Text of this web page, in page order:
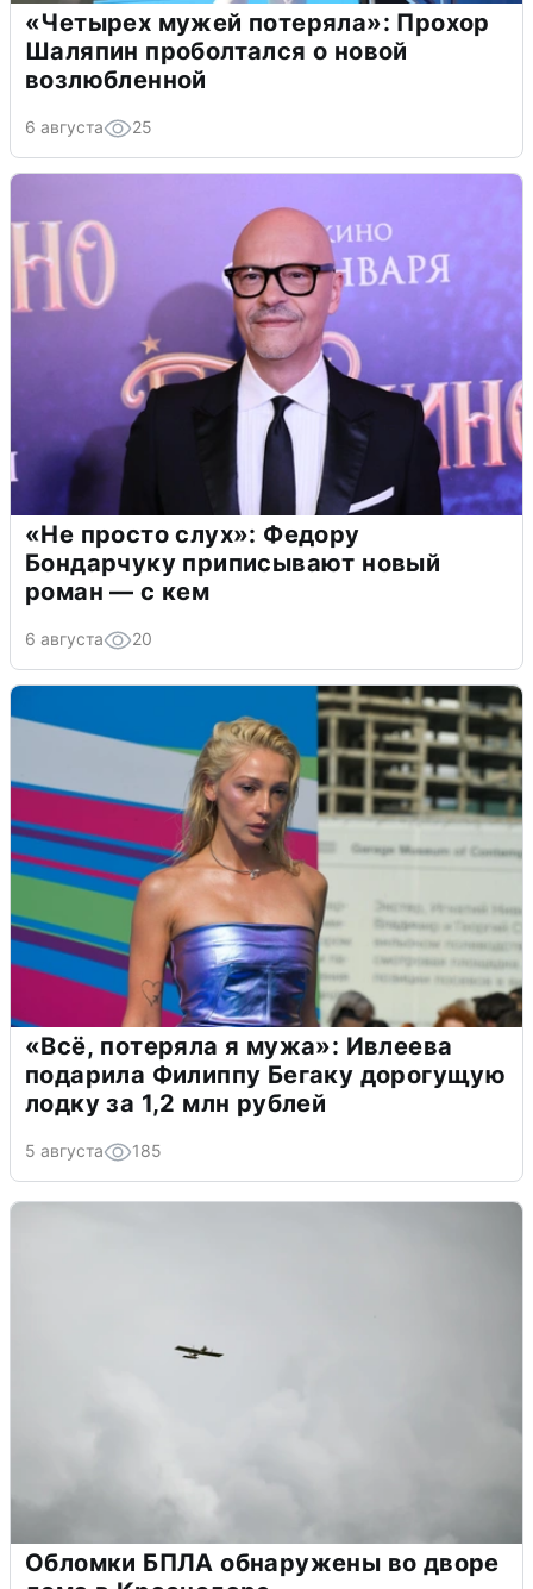
«Четырех мужей потеряла»: Прохор
Шаляпин проболтался о новой
возлюбленной
6 августа 25
«Не просто слух»: Федору
Бондарчуку приписывают новый
роман — с кем
6 августа 20
«Всё, потеряла я мужа»: Ивлеева
подарила Филиппу Бегаку дорогущую
лодку за 1,2 млн рублей
5 августа 185
Обломки БПЛА обнаружены во дворе